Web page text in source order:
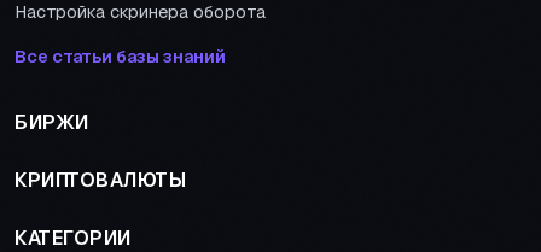
Настройка скринера оборота
Все статьи базы знаний
БИРЖИ
КРИПТОВАЛЮТЫ
КАТЕГОРИИ